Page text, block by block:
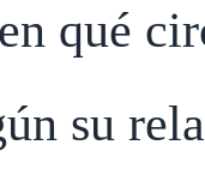
qué
su